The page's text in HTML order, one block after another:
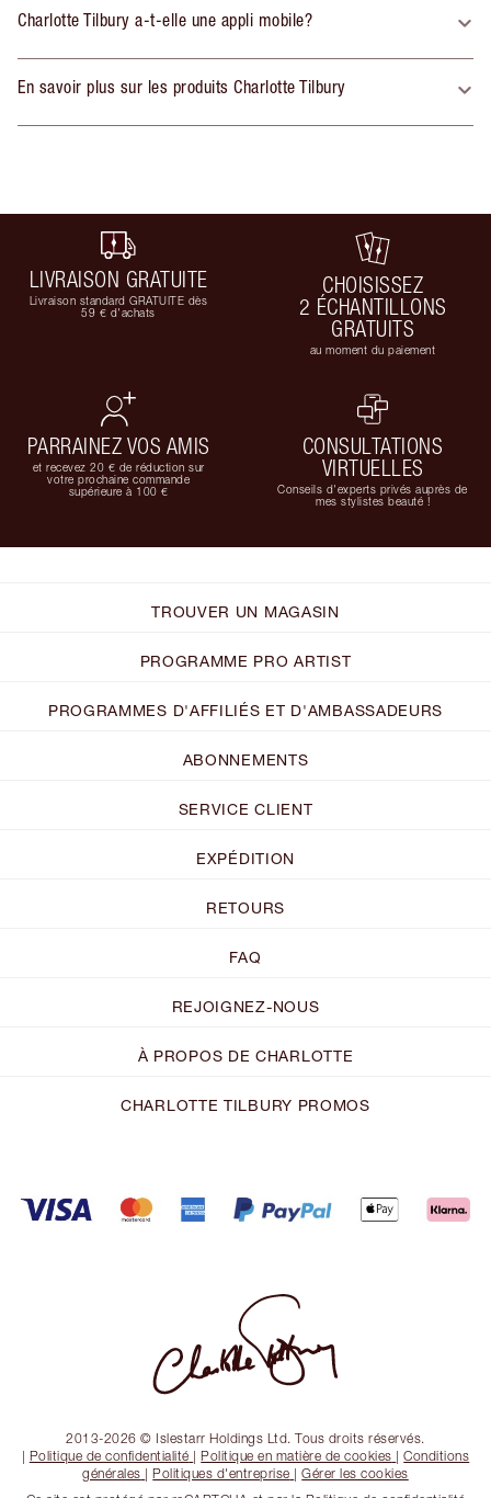
Charlotte Tilbury a-t-elle une appli mobile?
En savoir plus sur les produits Charlotte Tilbury
LIVRAISON GRATUITE
Livraison standard GRATUITE dès
59 € d'achats
CHOISISSEZ
2 ÉCHANTILLONS
GRATUITS
au moment du paiement
PARRAINEZ VOS AMIS
et recevez 20 € de réduction sur
votre prochaine commande
supérieure à 100 €
CONSULTATIONS
VIRTUELLES
Conseils d'experts privés auprès de
mes stylistes beauté !
TROUVER UN MAGASIN
PROGRAMME PRO ARTIST
PROGRAMMES D'AFFILIÉS ET D'AMBASSADEURS
ABONNEMENTS
SERVICE CLIENT
EXPÉDITION
RETOURS
FAQ
REJOIGNEZ-NOUS
À PROPOS DE CHARLOTTE
CHARLOTTE TILBURY PROMOS
2013-2026 © Islestarr Holdings Ltd. Tous droits réservés.
| Politique de confidentialité |Politique en matière de cookies |Conditions
générales |Politiques d'entreprise |Gérer les cookies